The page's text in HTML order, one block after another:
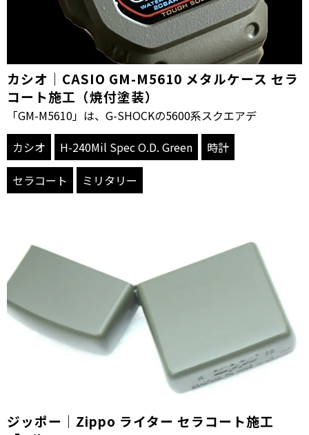
カシオ｜CASIO GM-M5610 メタルケース セラ
コート施工（焼付塗装）
「GM-M5610」は、G-SHOCKの5600系スクエアデ
カシオ
H-240Mil Spec O.D. Green
時計
セラコート
ミリタリー
ジッポー｜Zippo ライター セラコート施工